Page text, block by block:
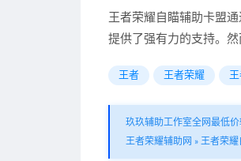
王者荣耀自瞄辅助卡盟
提供了强有力的支持。
王者 王者荣耀
玖玖辅助工作室全网最低价
王者荣耀辅助网 » 王者荣